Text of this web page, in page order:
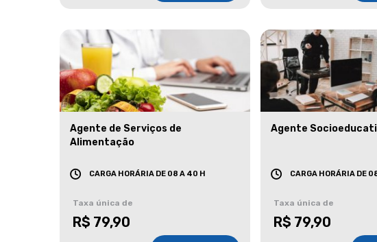
Agente de Serviços de
Alimentação
CARGA HORÁRIA DE 08 A 40 H
Taxa única de
R$ 79,90
Agente
CARGA HORÁRIA DE
Taxa única de
R$ 79,90